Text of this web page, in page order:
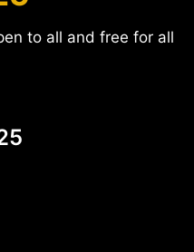
to all and free for all